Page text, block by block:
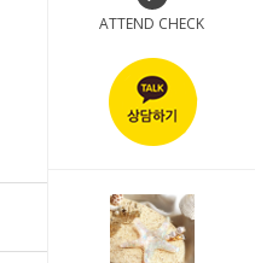
ATTEND CHECK